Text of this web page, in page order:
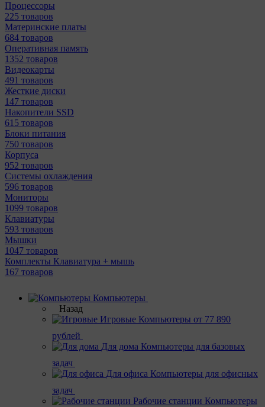
Процессоры
225 товаров
Материнcкие платы
684 товаров
Оперативная память
1352 товаров
Видеокарты
491 товаров
Жесткие диски
147 товаров
Накопители SSD
615 товаров
Блоки питания
750 товаров
Корпуса
952 товаров
Системы охлаждения
596 товаров
Мониторы
1099 товаров
Клавиатуры
593 товаров
Мышки
1047 товаров
Комплекты Клавиатура + мышь
167 товаров
Компьютеры
Назад
Игровые Компьютеры от 77 890
рублей
Для дома Компьютеры для базовых
задач
Для офиса Компьютеры для офисных
задач
Рабочие станции Компьютеры